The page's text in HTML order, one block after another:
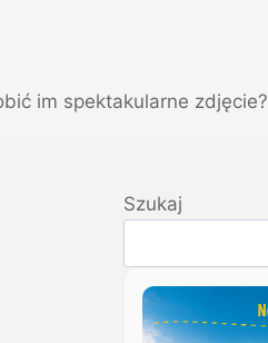
im spektakularne zdjęcie?
Szukaj